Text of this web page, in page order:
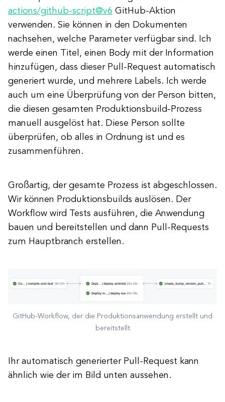
actions/github-script@v6 GitHub-Aktion
verwenden. Sie können in den Dokumenten
nachsehen, welche Parameter verfügbar sind. Ich
werde einen Titel, einen Body mit der Information
hinzufügen, dass dieser Pull-Request automatisch
generiert wurde, und mehrere Labels. Ich werde
auch um eine Überprüfung von der Person bitten,
die diesen gesamten Produktionsbuild-Prozess
manuell ausgelöst hat. Diese Person sollte
überprüfen, ob alles in Ordnung ist und es
zusammenführen.
Großartig, der gesamte Prozess ist abgeschlossen.
Wir können Produktionsbuilds auslösen. Der
Workflow wird Tests ausführen, die Anwendung
bauen und bereitstellen und dann Pull-Requests
zum Hauptbranch erstellen.
GitHub-Workflow, der die Produktionsanwendung erstellt und
bereitstellt
Ihr automatisch generierter Pull-Request kann
ähnlich wie der im Bild unten aussehen.